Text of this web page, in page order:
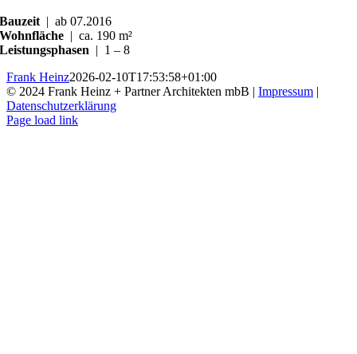
Bauzeit | ab 07.2016
Wohnfläche | ca. 190 m²
Leistungsphasen | 1 – 8
Frank Heinz2026-02-10T17:53:58+01:00
© 2024 Frank Heinz + Partner Architekten mbB | Impressum |
Datenschutzerklärung
Instagram
Page load link